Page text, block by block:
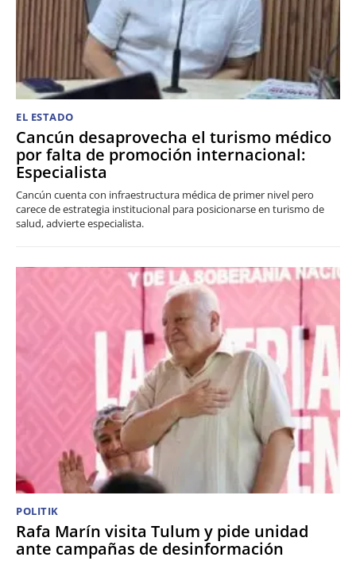
EL ESTADO
Cancún desaprovecha el turismo médico
por falta de promoción internacional:
Especialista
Cancún cuenta con infraestructura médica de primer nivel pero
carece de estrategia institucional para posicionarse en turismo de
salud, advierte especialista.
POLITIK
Rafa Marín visita Tulum y pide unidad
ante campañas de desinformación